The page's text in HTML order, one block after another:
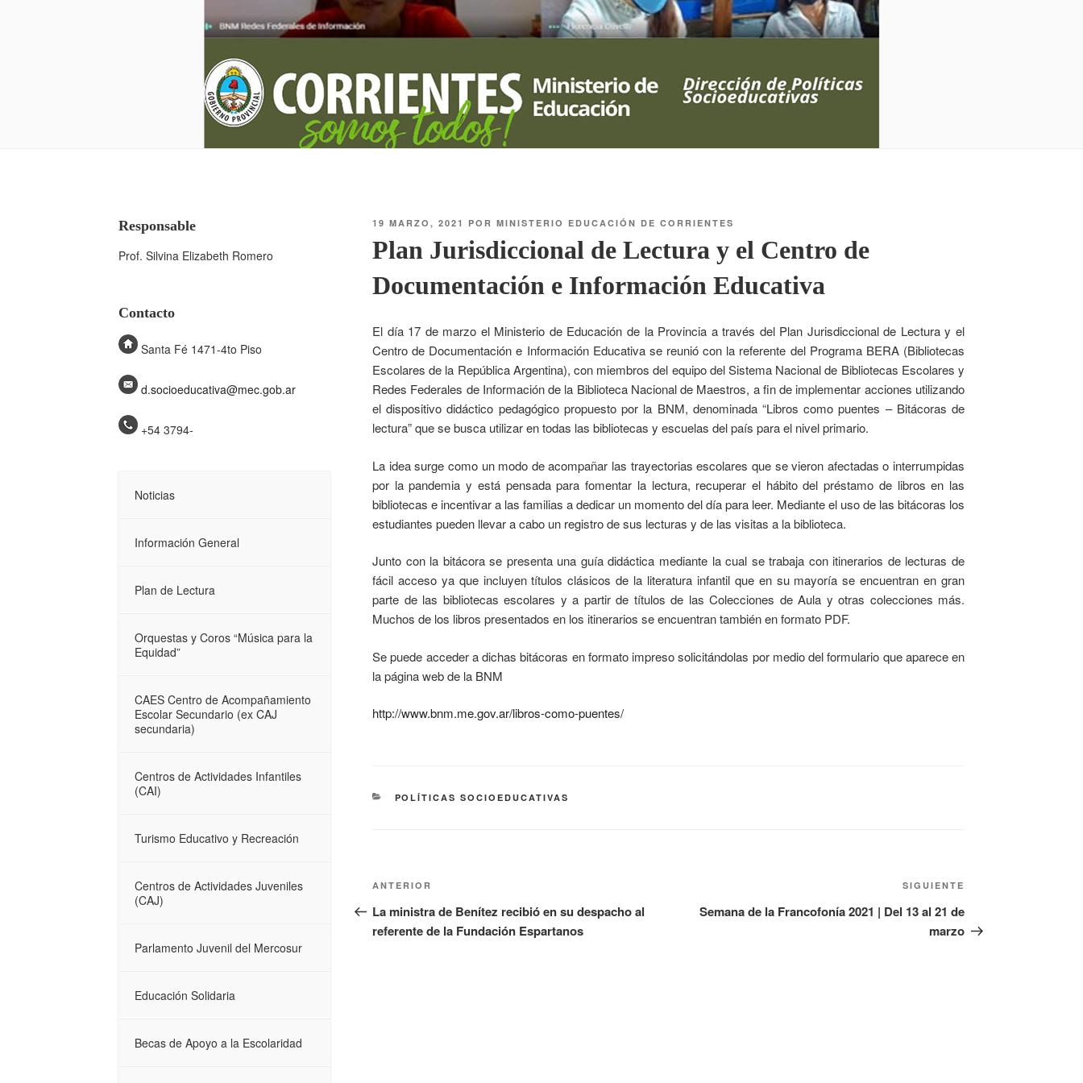
19 MARZO, 2021 POR MINISTERIO EDUCACIÓN DE CORRIENTES
Plan Jurisdiccional de Lectura y el Centro de
Documentación e Información Educativa
El día 17 de marzo el Ministerio de Educación de la Provincia a través del Plan Jurisdiccional de Lectura y el
Centro de Documentación e Información Educativa se reunió con la referente del Programa BERA (Bibliotecas
Escolares de la República Argentina), con miembros del equipo del Sistema Nacional de Bibliotecas Escolares y
Redes Federales de Información de la Biblioteca Nacional de Maestros, a fin de implementar acciones utilizando
el dispositivo didáctico pedagógico propuesto por la BNM, denominada “Libros como puentes – Bitácoras de
lectura” que se busca utilizar en todas las bibliotecas y escuelas del país para el nivel primario.
La idea surge como un modo de acompañar las trayectorias escolares que se vieron afectadas o interrumpidas
por la pandemia y está pensada para fomentar la lectura, recuperar el hábito del préstamo de libros en las
bibliotecas e incentivar a las familias a dedicar un momento del día para leer. Mediante el uso de las bitácoras los
estudiantes pueden llevar a cabo un registro de sus lecturas y de las visitas a la biblioteca.
Junto con la bitácora se presenta una guía didáctica mediante la cual se trabaja con itinerarios de lecturas de
fácil acceso ya que incluyen títulos clásicos de la literatura infantil que en su mayoría se encuentran en gran
parte de las bibliotecas escolares y a partir de títulos de las Colecciones de Aula y otras colecciones más.
Muchos de los libros presentados en los itinerarios se encuentran también en formato PDF.
Se puede acceder a dichas bitácoras en formato impreso solicitándolas por medio del formulario que aparece en
la página web de la BNM
http://www.bnm.me.gov.ar/libros-como-puentes/
POLÍTICAS SOCIOEDUCATIVAS
ANTERIOR
La ministra de Benítez recibió en su despacho al
referente de la Fundación Espartanos
SIGUIENTE
Semana de la Francofonía 2021 | Del 13 al 21 de
marzo
Responsable
Prof. Silvina Elizabeth Romero
Contacto
Santa Fé 1471-4to Piso
d.socioeducativa@mec.gob.ar
+54 3794-
Noticias
Información General
Plan de Lectura
Orquestas y Coros “Música para la
Equidad”
CAES Centro de Acompañamiento
Escolar Secundario (ex CAJ
secundaria)
Centros de Actividades Infantiles
(CAI)
Turismo Educativo y Recreación
Centros de Actividades Juveniles
(CAJ)
Parlamento Juvenil del Mercosur
Educación Solidaria
Becas de Apoyo a la Escolaridad